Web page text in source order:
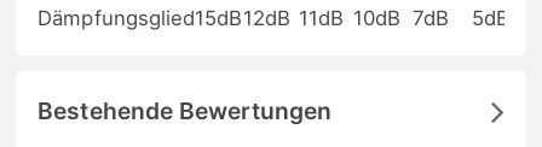
Dämpfungsglied15dB12dB 11dB 10dB 7dB 5dB
Bestehende Bewertungen